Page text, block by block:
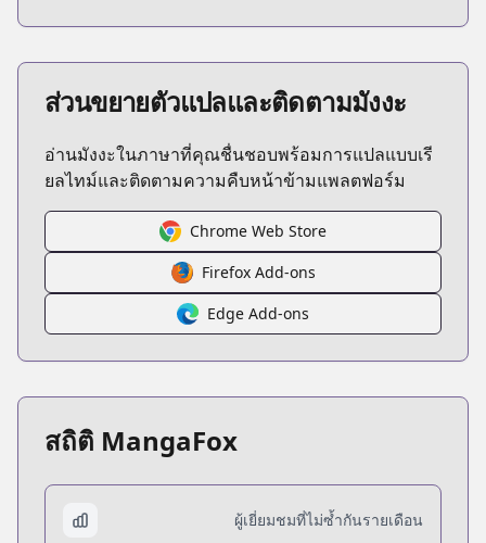
ส่วนขยายตัวแปลและติดตามมังงะ
อ่านมังงะในภาษาที่คุณชื่นชอบพร้อมการแปลแบบเรี
ยลไทม์และติดตามความคืบหน้าข้ามแพลตฟอร์ม
Chrome Web Store
Firefox Add-ons
Edge Add-ons
สถิติ MangaFox
ผู้เยี่ยมชมที่ไม่ซ้ำกันรายเดือน